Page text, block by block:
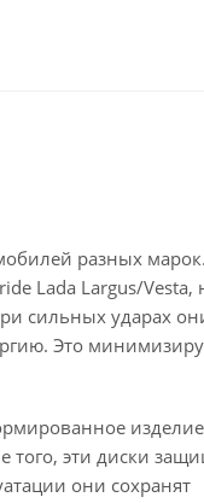
разных
Lada Largus/Vesta,
сильных ударах
Это
того, эти диски
они сохранят